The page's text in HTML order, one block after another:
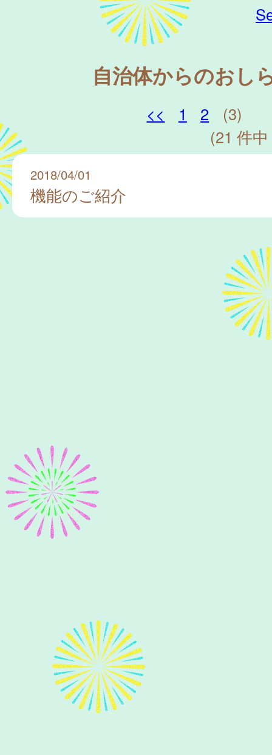
自治体からのおし
<< 1 2
(3)
(21 件
2018/04/01
機能のご紹介